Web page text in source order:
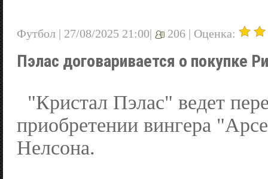
Футбол | 27/08/2025 21:00| 206 | Оценка:
Пэлас договаривается о покупке
"Кристал Пэлас" ведет
приобретении вингера
Нелсона.